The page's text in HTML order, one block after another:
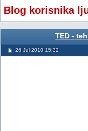
Blog korisnika
TED -
26 Jul 2010 15:32